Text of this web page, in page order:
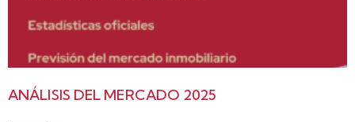
ANÁLISIS DEL MERCADO 2025